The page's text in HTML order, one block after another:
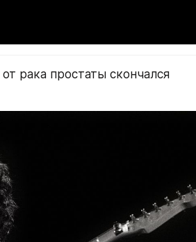
рака простаты скончался